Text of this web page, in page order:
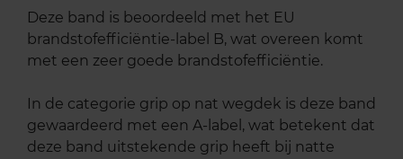
Deze band is beoordeeld met het EU
brandstofefficiëntie-label B, wat overeen komt
met een zeer goede brandstofefficiëntie.
In de categorie grip op nat wegdek is deze band
gewaardeerd met een A-label, wat betekent dat
deze band uitstekende grip heeft bij natte